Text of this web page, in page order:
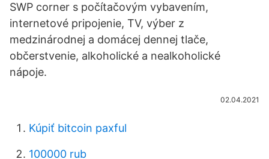
SWP corner s počítačovým vybavením,
internetové pripojenie, TV, výber z
medzinárodnej a domácej dennej tlače,
občerstvenie, alkoholické a nealkoholické
nápoje.
02.04.2021
Kúpiť bitcoin paxful
100000 rub